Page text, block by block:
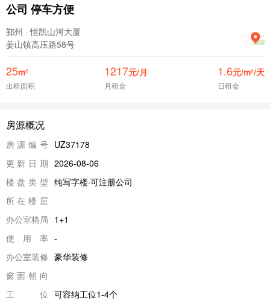
公司 停车方便
鄞州 · 恒凯山河大厦
姜山镇高压路58号
25m²
出租面积
1217元/月
月租金
1.6元/m²/天
日租金
房源概况
房源编号 UZ37178
更新日期 2026-08-06
楼盘类型 纯写字楼·可注册公司
所在楼层
办公室格局 1+1
使用率 -
办公室装修 豪华装修
窗面朝向
工位 可容纳工位1-4个